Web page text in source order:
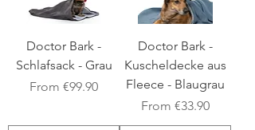
Doctor Bark -
Schlafsack - Grau
From €99.90
Sale Price
Doctor Bark -
Kuscheldecke aus
Fleece - Blaugrau
From €33.90
Sale Price